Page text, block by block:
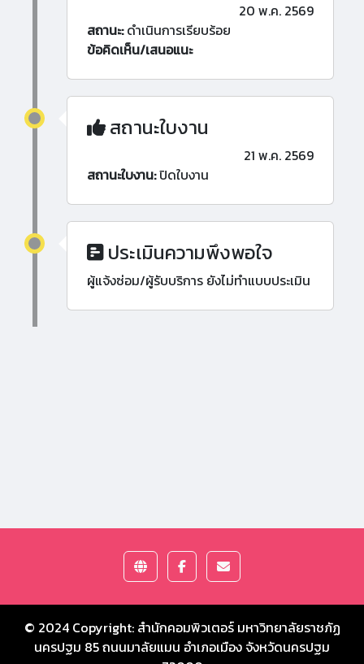
20 พ.ค. 2569
สถานะ:ดำเนินการเรียบร้อย
ข้อคิดเห็น/เสนอแนะ
สถานะใบงาน
21 พ.ค. 2569
สถานะใบงาน:ปิดใบงาน
ประเมินความพึงพอใจ
ผู้แจ้งซ่อม/ผู้รับบริการ ยังไม่ทำแบบประเมิน
© 2024 Copyright: สำนักคอมพิวเตอร์ มหาวิทยาลัยราชภัฏ
นครปฐม 85 ถนนมาลัยแมน อำเภอเมือง จังหวัดนครปฐม